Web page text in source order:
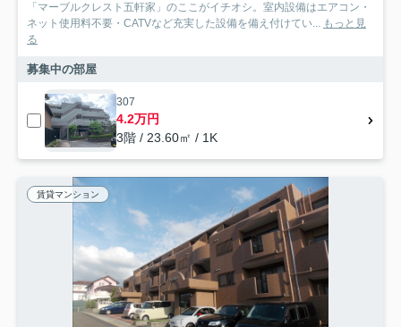
「マーブルクレスト五軒家」のここがイチオシ。室内設備はエアコン・
ネット使用料不要・CATVなど充実した設備を備え付けてい... もっと見
る
募集中の部屋
307
4.2万円
3階 / 23.60㎡ / 1K
賃貸マンション